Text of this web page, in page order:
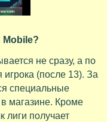
Mobile?
не сразу, а по
(после 13). За
специальные
магазине. Кроме
лиги получает